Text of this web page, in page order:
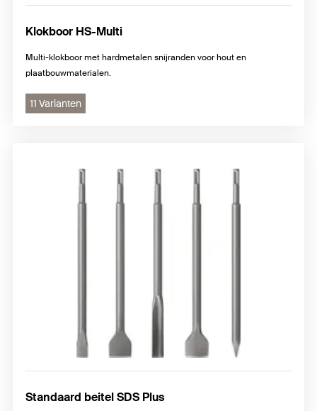
Klokboor HS-Multi
Multi-klokboor met hardmetalen snijranden voor hout en
plaatbouwmaterialen.
11 Varianten
Standaard beitel SDS Plus